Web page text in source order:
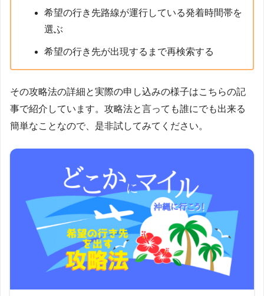
希望の行き先路線が運行している発着時間帯を
選ぶ
希望の行き先が出現するまで再検索する
その攻略法の詳細と実際の申し込みの様子はこちらの記
事で紹介しています。攻略法と言っても誰にでも出来る
簡単なことなので、是非試してみてください。